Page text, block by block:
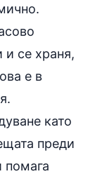
и се храня,
е в
като
преди
помага